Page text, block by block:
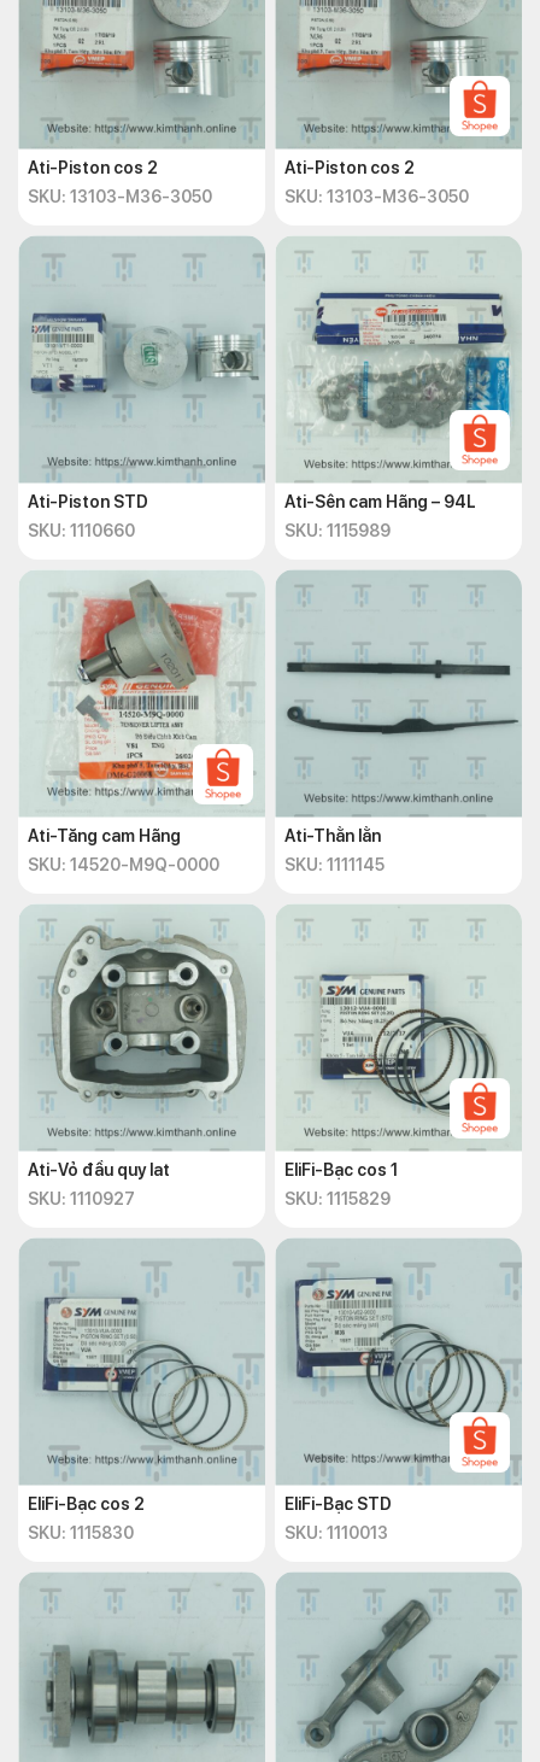
Ati-Piston cos 2
SKU: 13103-M36-3050
Ati-Piston cos 2
SKU: 13103-M36-3050
Ati-Piston STD
SKU: 1110660
Ati-Sên cam Hãng – 94L
SKU: 1115989
Ati-Tăng cam Hãng
SKU: 14520-M9Q-0000
Ati-Thằn lằn
SKU: 1111145
Ati-Vỏ đầu quy lat
SKU: 1110927
EliFi-Bạc cos 1
SKU: 1115829
EliFi-Bạc cos 2
SKU: 1115830
EliFi-Bạc STD
SKU: 1110013